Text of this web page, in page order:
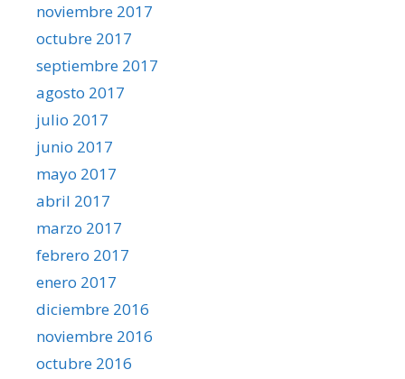
noviembre 2017
octubre 2017
septiembre 2017
agosto 2017
julio 2017
junio 2017
mayo 2017
abril 2017
marzo 2017
febrero 2017
enero 2017
diciembre 2016
noviembre 2016
octubre 2016